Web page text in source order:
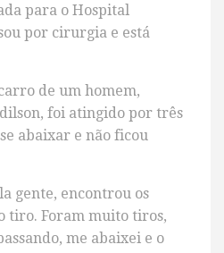
para o Hospital
por cirurgia e está
de um homem,
foi atingido por três
abaixar e não ficou
gente, encontrou os
tiro. Foram muito tiros,
me abaixei e o